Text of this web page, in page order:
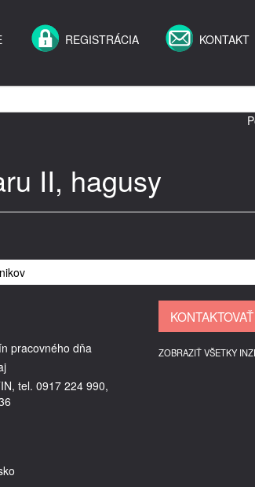
REGISTRÁCIA KONTAKT
II, hagusy
pracovného dňa
tel. 0917 224 990,
ZOBRAZIŤ VŠETKY